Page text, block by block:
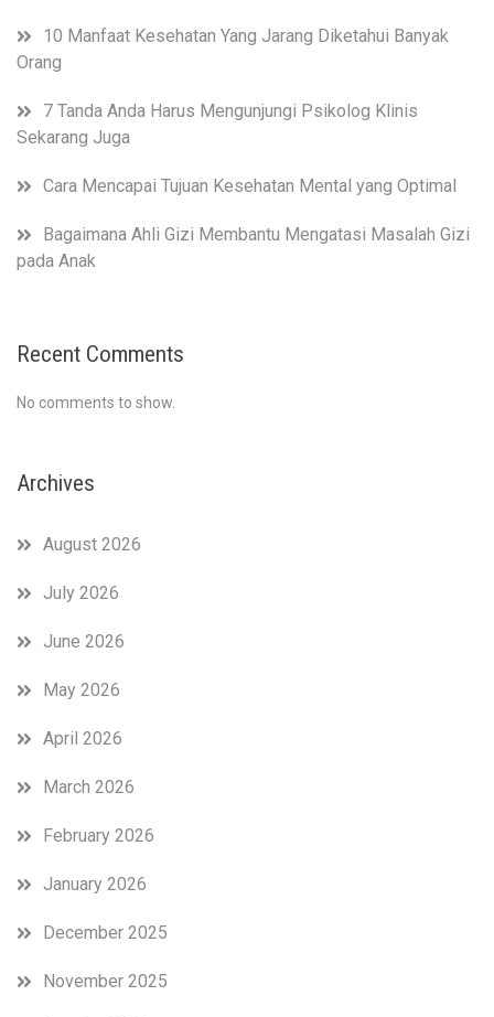
10 Manfaat Kesehatan Yang Jarang Diketahui Banyak
Orang
7 Tanda Anda Harus Mengunjungi Psikolog Klinis
Sekarang Juga
Cara Mencapai Tujuan Kesehatan Mental yang Optimal
Bagaimana Ahli Gizi Membantu Mengatasi Masalah Gizi
pada Anak
Recent Comments
No comments to show.
Archives
August 2026
July 2026
June 2026
May 2026
April 2026
March 2026
February 2026
January 2026
December 2025
November 2025